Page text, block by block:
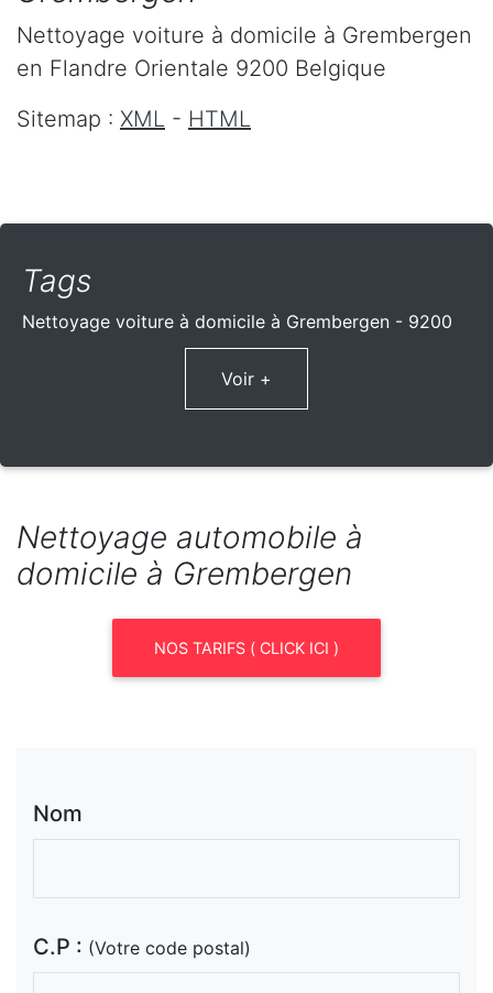
Nettoyage voiture à domicile à Grembergen
en Flandre Orientale 9200 Belgique
Sitemap : XML - HTML
Tags
Nettoyage voiture à domicile à Grembergen - 9200
Voir +
Nettoyage automobile à
domicile à Grembergen
NOS TARIFS ( CLICK ICI )
Nom
C.P : (Votre code postal)